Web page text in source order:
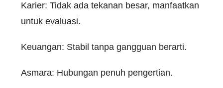
Karier: Tidak ada tekanan besar, manfaatkan
untuk evaluasi.
Keuangan: Stabil tanpa gangguan berarti.
Asmara: Hubungan penuh pengertian.